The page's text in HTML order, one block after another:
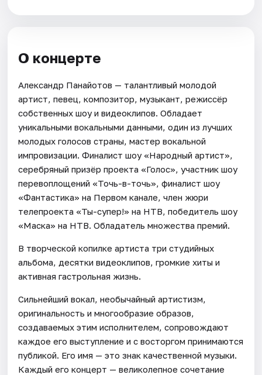
О концерте
Александр Панайотов — талантливый молодой
артист, певец, композитор, музыкант, режиссёр
собственных шоу и видеоклипов. Обладает
уникальными вокальными данными, один из лучших
молодых голосов страны, мастер вокальной
импровизации. Финалист шоу «Народный артист»,
серебряный призёр проекта «Голос», участник шоу
перевоплощений «Точь-в-точь», финалист шоу
«Фантастика» на Первом канале, член жюри
телепроекта «Ты-супер!» на НТВ, победитель шоу
«Маска» на НТВ. Обладатель множества премий.
В творческой копилке артиста три студийных
альбома, десятки видеоклипов, громкие хиты и
активная гастрольная жизнь.
Сильнейший вокал, необычайный артистизм,
оригинальность и многообразие образов,
создаваемых этим исполнителем, сопровождают
каждое его выступление и с восторгом принимаются
публикой. Его имя — это знак качественной музыки.
Каждый его концерт — великолепное сочетание